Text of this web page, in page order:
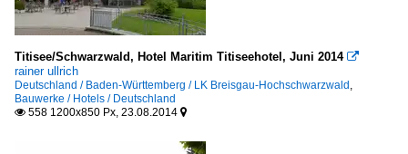
Titisee/Schwarzwald, Hotel Maritim Titiseehotel, Juni 2014 
rainer ullrich
Deutschland / Baden-Württemberg / LK Breisgau-Hochschwarzwald ,
Bauwerke / Hotels / Deutschland
 558 1200x850 Px, 23.08.2014 